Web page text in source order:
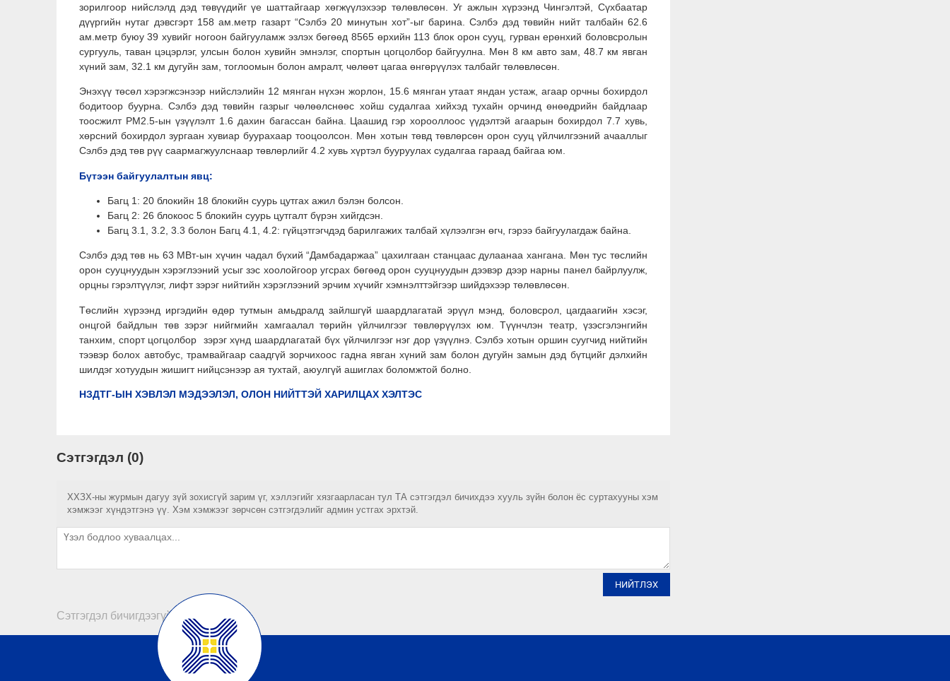
зорилгоор нийслэлд дэд төвүүдийг үе шаттайгаар хөгжүүлэхээр төлөвлөсөн. Уг ажлын хүрээнд Чингэлтэй, Сүхбаатар
дүүргийн нутаг дэвсгэрт 158 ам.метр газарт “Сэлбэ 20 минутын хот”-ыг барина. Сэлбэ дэд төвийн нийт талбайн 62.6
ам.метр буюу 39 хувийг ногоон байгууламж эзлэх бөгөөд 8565 өрхийн 113 блок орон сууц, гурван ерөнхий боловсролын
сургууль, таван цэцэрлэг, улсын болон хувийн эмнэлэг, спортын цогцолбор байгуулна. Мөн 8 км авто зам, 48.7 км явган
хүний зам, 32.1 км дугуйн зам, тоглоомын болон амралт, чөлөөт цагаа өнгөрүүлэх талбайг төлөвлөсөн.
Энэхүү төсөл хэрэгжсэнээр нийслэлийн 12 мянган нүхэн жорлон, 15.6 мянган утаат яндан устаж, агаар орчны бохирдол
бодитоор буурна. Сэлбэ дэд төвийн газрыг чөлөөлснөөс хойш судалгаа хийхэд тухайн орчинд өнөөдрийн байдлаар
тоосжилт PM2.5-ын үзүүлэлт 1.6 дахин багассан байна. Цаашид гэр хорооллоос үүдэлтэй агаарын бохирдол 7.7 хувь,
хөрсний бохирдол зургаан хувиар буурахаар тооцоолсон. Мөн хотын төвд төвлөрсөн орон сууц үйлчилгээний ачааллыг
Сэлбэ дэд төв рүү саармагжуулснаар төвлөрлийг 4.2 хувь хүртэл бууруулах судалгаа гараад байгаа юм.
Бүтээн байгуулалтын явц:
Багц 1: 20 блокийн 18 блокийн суурь цутгах ажил бэлэн болсон.
Багц 2: 26 блокоос 5 блокийн суурь цутгалт бүрэн хийгдсэн.
Багц 3.1, 3.2, 3.3 болон Багц 4.1, 4.2: гүйцэтгэгчдэд барилгажих талбай хүлээлгэн өгч, гэрээ байгуулагдаж байна.
Сэлбэ дэд төв нь 63 МВт-ын хүчин чадал бүхий “Дамбадаржаа” цахилгаан станцаас дулаанаа хангана. Мөн тус төслийн
орон сууцнуудын хэрэглээний усыг зэс хоолойгоор угсрах бөгөөд орон сууцнуудын дээвэр дээр нарны панел байрлуулж,
орцны гэрэлтүүлэг, лифт зэрэг нийтийн хэрэглээний эрчим хүчийг хэмнэлттэйгээр шийдэхээр төлөвлөсөн.
Төслийн хүрээнд иргэдийн өдөр тутмын амьдралд зайлшгүй шаардлагатай эрүүл мэнд, боловсрол, цагдаагийн хэсэг,
онцгой байдлын төв зэрэг нийгмийн хамгаалал төрийн үйлчилгээг төвлөрүүлэх юм. Түүнчлэн театр, үзэсгэлэнгийн
танхим, спорт цогцолбор зэрэг хүнд шаардлагатай бүх үйлчилгээг нэг дор үзүүлнэ. Сэлбэ хотын оршин суугчид нийтийн
тээвэр болох автобус, трамвайгаар саадгүй зорчихоос гадна явган хүний зам болон дугуйн замын дэд бүтцийг дэлхийн
шилдэг хотуудын жишигт нийцсэнээр ая тухтай, аюулгүй ашиглах боломжтой болно.
НЗДТГ-ЫН ХЭВЛЭЛ МЭДЭЭЛЭЛ, ОЛОН НИЙТТЭЙ ХАРИЛЦАХ ХЭЛТЭС
Сэтгэгдэл (0)
ХХЗХ-ны журмын дагуу зүй зохисгүй зарим үг, хэллэгийг хязгаарласан тул ТА сэтгэгдэл бичихдээ хууль зүйн болон ёс суртахууны хэм
хэмжээг хүндэтгэнэ үү. Хэм хэмжээг зөрчсөн сэтгэгдэлийг админ устгах эрхтэй.
НИЙТЛЭХ
Сэтгэгдэл бичигдээгүй байна